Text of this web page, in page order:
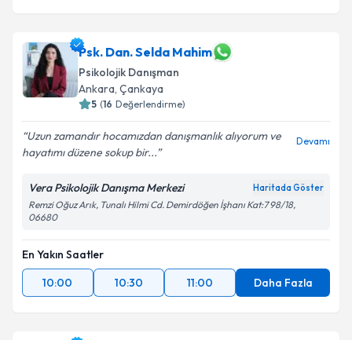
Psk. Dan. Selda Mahim
Psikolojik Danışman
Ankara, Çankaya
5 (16 Değerlendirme)
Uzun zamandır hocamızdan danışmanlık alıyorum ve
hayatımı düzene sokup bir...
Devamı
Vera Psikolojik Danışma Merkezi Haritada Göster
Remzi Oğuz Arık, Tunalı Hilmi Cd. Demirdöğen İşhanı Kat:7 98/18,
06680
En Yakın Saatler
10:00
10:30 11:00 Daha Fazla